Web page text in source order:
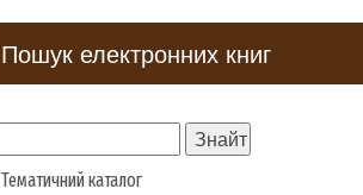
Пошук електронних книг
Тематичний каталог